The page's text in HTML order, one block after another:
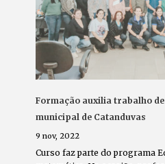
Formação auxilia trabalho
municipal de Catanduvas
9 nov, 2022
Curso faz parte do programa